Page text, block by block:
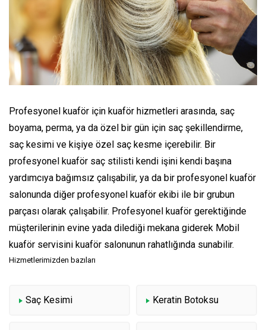
Profesyonel kuaför için kuaför hizmetleri arasında, saç
boyama, perma, ya da özel bir gün için saç şekillendirme,
saç kesimi ve kişiye özel saç kesme içerebilir. Bir
profesyonel kuaför saç stilisti kendi işini kendi başına
yardımcıya bağımsız çalışabilir, ya da bir profesyonel kuaför
salonunda diğer profesyonel kuaför ekibi ile bir grubun
parçası olarak çalışabilir. Profesyonel kuaför gerektiğinde
müşterilerinin evine yada dilediği mekana giderek Mobil
kuaför servisini kuaför salonunun rahatlığında sunabilir.
Hizmetlerimizden bazıları
Saç Kesimi Keratin Botoksu